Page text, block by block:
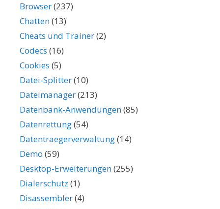
Browser(237)
Chatten(13)
Cheats und Trainer(2)
Codecs (16)
Cookies (5)
Datei-Splitter(10)
Dateimanager(213)
Datenbank-Anwendungen(85)
Datenrettung(54)
Datentraegerverwaltung(14)
Demo (59)
Desktop-Erweiterungen(255)
Dialerschutz (1)
Disassembler(4)